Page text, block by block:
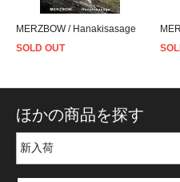
MERZBOW / Hanakisasage
SOLD OUT
ほかの商品を探す